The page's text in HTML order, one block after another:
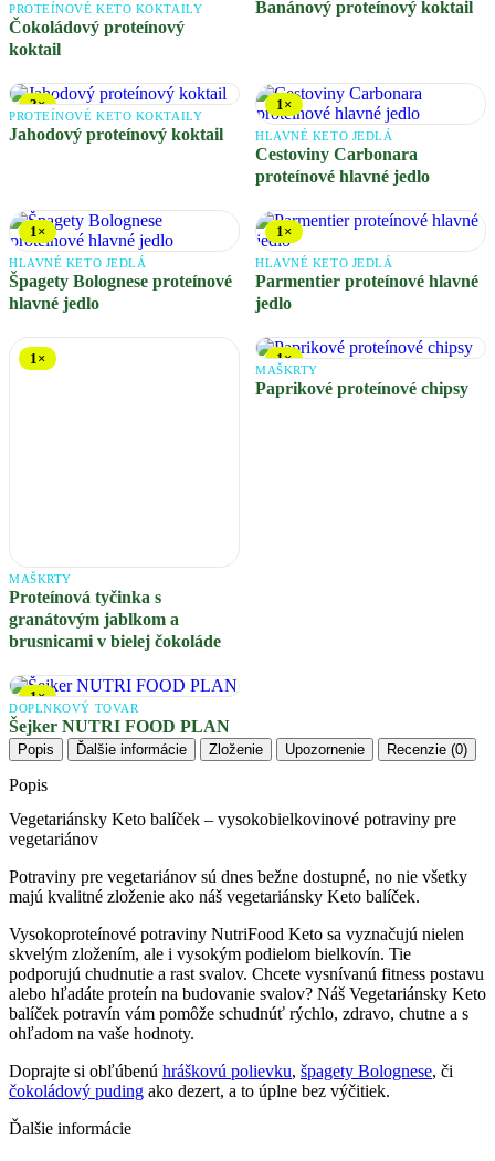
PROTEÍNOVÉ KETO KOKTAILY
Čokoládový proteínový
koktail
Banánový proteínový koktail
3×
PROTEÍNOVÉ KETO KOKTAILY
Jahodový proteínový koktail
1×
HLAVNÉ KETO JEDLÁ
Cestoviny Carbonara
proteínové hlavné jedlo
1×
HLAVNÉ KETO JEDLÁ
Špagety Bolognese proteínové
hlavné jedlo
1×
HLAVNÉ KETO JEDLÁ
Parmentier proteínové hlavné
jedlo
1×
MAŠKRTY
Proteínová tyčinka s
granátovým jablkom a
brusnicami v bielej čokoláde
1×
MAŠKRTY
Paprikové proteínové chipsy
1×
DOPLNKOVÝ TOVAR
Šejker NUTRI FOOD PLAN
Popis Ďalšie informácie Zloženie Upozornenie Recenzie (0)
Popis
Vegetariánsky Keto balíček – vysokobielkovinové potraviny pre
vegetariánov
Potraviny pre vegetariánov sú dnes bežne dostupné, no nie všetky
majú kvalitné zloženie ako náš vegetariánsky Keto balíček.
Vysokoproteínové potraviny NutriFood Keto sa vyznačujú nielen
skvelým zložením, ale i vysokým podielom bielkovín. Tie
podporujú chudnutie a rast svalov. Chcete vysnívanú fitness postavu
alebo hľadáte proteín na budovanie svalov? Náš Vegetariánsky Keto
balíček potravín vám pomôže schudnúť rýchlo, zdravo, chutne a s
ohľadom na vaše hodnoty.
Doprajte si obľúbenú hráškovú polievku, špagety Bolognese, či
čokoládový puding ako dezert, a to úplne bez výčitiek.
Ďalšie informácie